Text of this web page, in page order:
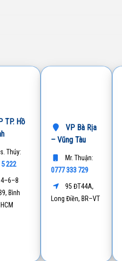
TP. Hồ
Thúy:
222
Bình
VP Bà Rịa
– Vũng Tàu
Mr. Thuận:
0777 333 729
95 ĐT44A,
Long Điền, BR–VT